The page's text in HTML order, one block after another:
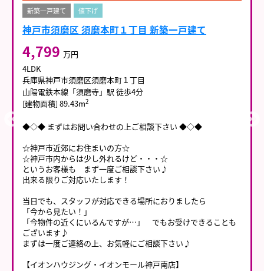
新築一戸建て 値下げ
神戸市須磨区 須磨本町１丁目 新築一戸建て
4,799 万円
4LDK
兵庫県神戸市須磨区須磨本町１丁目
山陽電鉄本線「須磨寺」駅 徒歩4分
[建物面積] 89.43m2
◆◇◆ まずはお問い合わせの上ご相談下さい ◆◇◆
☆神戸市近郊にお住まいの方☆
☆神戸市内からは少し外れるけど・・・☆
というお客様も まず一度ご相談下さい♪
出来る限りご対応いたします！
当日でも、スタッフが対応できる場所におりましたら
「今から見たい！」
「今物件の近くにいるんですが…」 でもお受けできることも
ございます♪
まずは一度ご連絡の上、お気軽にご相談下さい♪
【イオンハウジング・イオンモール神戸南店】